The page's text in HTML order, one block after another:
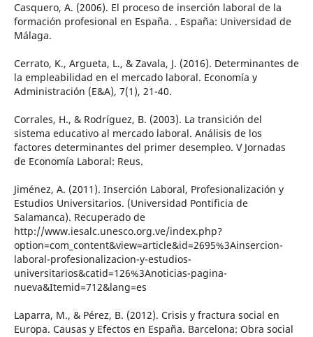
Casquero, A. (2006). El proceso de inserción laboral de la
formación profesional en España. . España: Universidad de
Málaga.
Cerrato, K., Argueta, L., & Zavala, J. (2016). Determinantes de
la empleabilidad en el mercado laboral. Economía y
Administración (E&A), 7(1), 21-40.
Corrales, H., & Rodríguez, B. (2003). La transición del
sistema educativo al mercado laboral. Análisis de los
factores determinantes del primer desempleo. V Jornadas
de Economía Laboral: Reus.
Jiménez, A. (2011). Inserción Laboral, Profesionalización y
Estudios Universitarios. (Universidad Pontificia de
Salamanca). Recuperado de
http://www.iesalc.unesco.org.ve/index.php?
option=com_content&view=article&id=2695%3Ainsercion-
laboral-profesionalizacion-y-estudios-
universitarios&catid=126%3Anoticias-pagina-
nueva&Itemid=712&lang=es
Laparra, M., & Pérez, B. (2012). Crisis y fractura social en
Europa. Causas y Efectos en España. Barcelona: Obra social